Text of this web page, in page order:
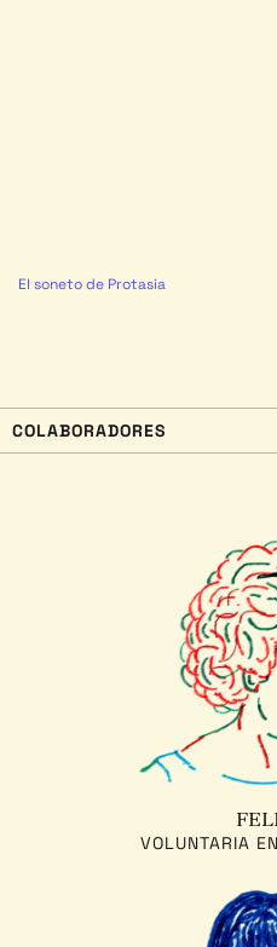
El soneto de Protasia
COLABORADORES
VOLUNTARIA